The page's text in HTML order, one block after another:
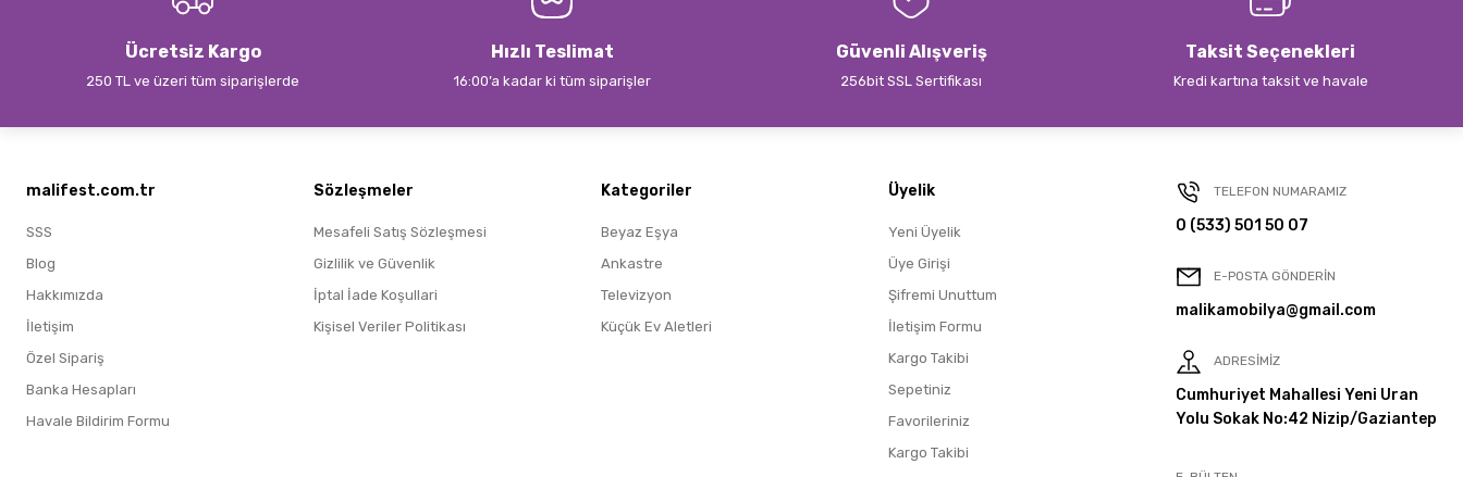
Ücretsiz Kargo
250 TL ve üzeri tüm siparişlerde
Hızlı Teslimat
16:00’a kadar ki tüm siparişler
Güvenli Alışveriş
256bit SSL Sertifikası
Taksit Seçenekleri
Kredi kartına taksit ve havale
malifest.com.tr
SSS
Blog
Hakkımızda
İletişim
Özel Sipariş
Banka Hesapları
Havale Bildirim Formu
Sözleşmeler
Mesafeli Satış Sözleşmesi
Gizlilik ve Güvenlik
İptal İade Koşullari
Kişisel Veriler Politikası
Kategoriler
Beyaz Eşya
Ankastre
Televizyon
Küçük Ev Aletleri
Üyelik
Yeni Üyelik
Üye Girişi
Şifremi Unuttum
İletişim Formu
Kargo Takibi
Sepetiniz
Favorileriniz
Kargo Takibi
TELEFON NUMARAMIZ
0 (533) 501 50 07
E-POSTA GÖNDERİN
malikamobilya@gmail.com
ADRESİMİZ
Cumhuriyet Mahallesi Yeni Uran
Yolu Sokak No:42 Nizip/Gaziantep